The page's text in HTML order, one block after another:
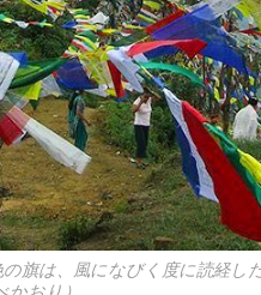
旗は、風になびく度に読経し
おり）